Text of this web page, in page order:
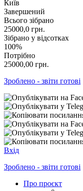
Київ
Завершений
Всього зібрано
25000,0 грн.
Зібрано у відсотках
100%
Потрібно
25000,00 грн.
Зроблено - звіти готові
Вхід
Зроблено - звіти готові
Про проєкт